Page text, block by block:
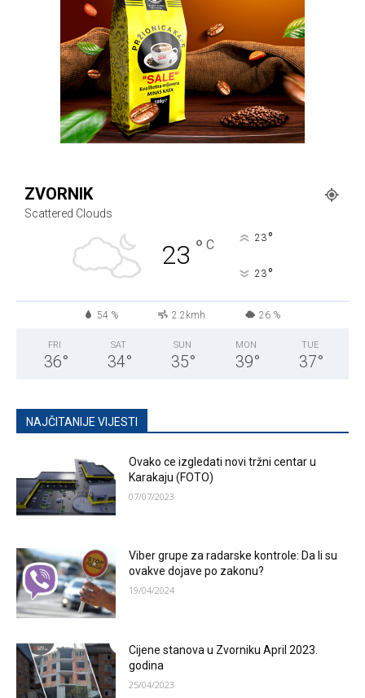
ZVORNIK
Scattered Clouds
23 ° C 23 °
23 °
54 % 2.2kmh 26 %
FRI
36°
SAT
34°
SUN
35°
MON
39°
TUE
37°
NAJČITANIJE VIJESTI
Ovako ce izgledati novi tržni centar u
Karakaju (FOTO)
07/07/2023
Viber grupe za radarske kontrole: Da li su
ovakve dojave po zakonu?
19/04/2024
Cijene stanova u Zvorniku April 2023.
godina
25/04/2023